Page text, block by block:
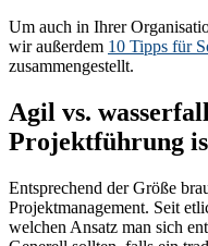
Um auch in Ihrer
wir außerdem 10 Tipps für
zusammengestellt.
Agil vs.
Projektführung
Entsprechend der Größe
Projektmanagement. Seit
welchen Ansatz man sich